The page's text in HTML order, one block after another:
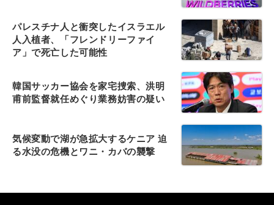
パレスチナ人と衝突したイスラエル
人入植者、「フレンドリーファイ
ア」で死亡した可能性
韓国サッカー協会を家宅捜索、洪明
甫前監督就任めぐり業務妨害の疑い
気候変動で湖が急拡大するケニア 迫
る水没の危機とワニ・カバの襲撃